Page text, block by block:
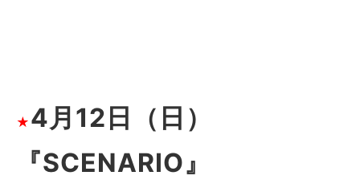
★ 4月12日（日）
『SCENARIO』